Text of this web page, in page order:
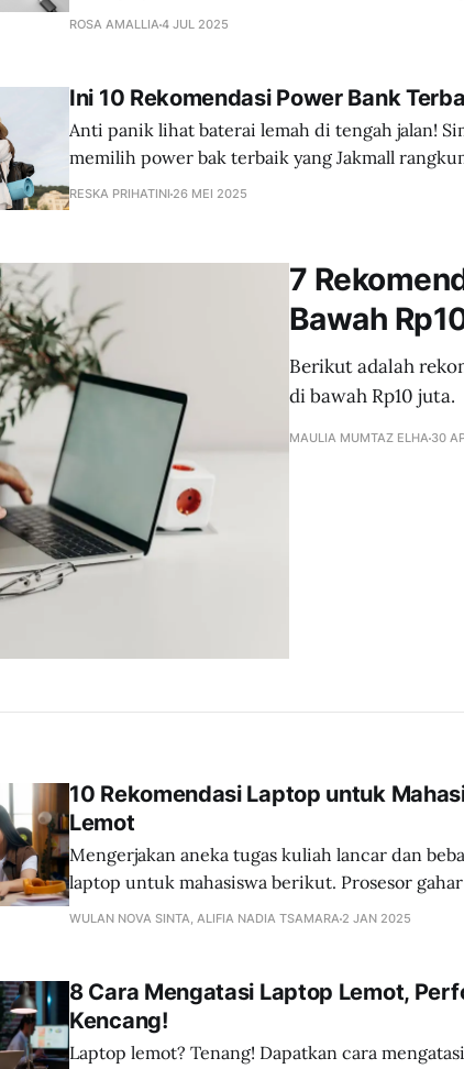
ROSA AMALLIA4 JUL 2025
Ini 10 Rekomendasi Power Bank
Anti panik lihat baterai lemah di tengah jalan!
memilih power bak terbaik yang Jakmall
RESKA PRIHATINI 26 MEI 2025
7
Bawah
Berikut adalah
di bawah Rp10 juta.
MAULIA MUMTAZ ELHA 30
10 Rekomendasi Laptop untuk
Lemot
Mengerjakan aneka tugas kuliah lancar dan
laptop untuk mahasiswa berikut. Prosesor
responsif!
WULAN NOVA SINTA, ALIFIA NADIA TSAMARA 2 JAN 2025
8 Cara Mengatasi Laptop Lemot,
Kencang!
Laptop lemot? Tenang! Dapatkan cara